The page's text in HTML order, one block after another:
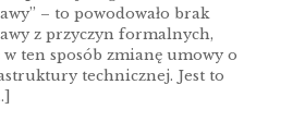
– to powodowało brak
z przyczyn formalnych,
ten sposób zmianę umowy o
technicznej. Jest to